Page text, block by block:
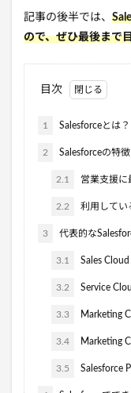
記事の後半では、
ので、ぜひ最後まで
目次
1 Salesforceとは？
2 Salesforceの特徴
2.1 営業支援に
2.2 利用してい
3 代表的な
3.1 Sales Cloud
3.2 Service
3.3 Marketing
3.4 Marketing
3.5 Salesforce